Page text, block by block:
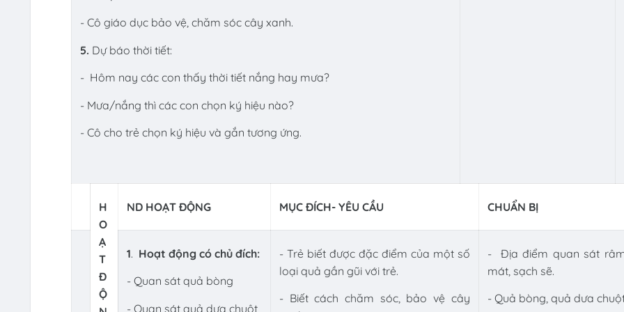
- Cô giáo dục bảo vệ, chăm sóc cây xanh.
5. Dự báo thời tiết:
- Hôm nay các con thấy thời tiết nắng hay mưa?
- Mưa/nắng thì các con chọn ký hiệu nào?
- Cô cho trẻ chọn ký hiệu và gắn tương ứng.
H
O
Ạ
T
Đ
Ộ
ND HOẠT ĐỘNG MỤC ĐÍCH- YÊU CẦU CHUẨN BỊ
1. Hoạt động có chủ đích:
- Quan sát quả bòng
- Quan sát quả dưa chuột
- Trẻ biết được đặc điểm của một số
loại quả gần gũi với trẻ.
- Biết cách chăm sóc, bảo vệ cây
- Địa điểm quan sát
mát, sạch sẽ.
- Quả bòng, quả dưa